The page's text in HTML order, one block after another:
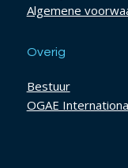
Algemene
Overig
Bestuur
OGAE